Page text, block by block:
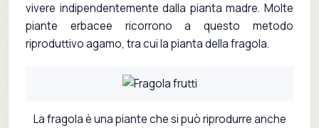
vivere indipendentemente dalla pianta madre. Molte
piante erbacee ricorrono a questo metodo
riproduttivo agamo, tra cui la pianta della fragola.
La fragola è una piante che si può riprodurre anche